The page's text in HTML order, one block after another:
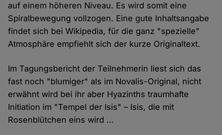
auf einem höheren Niveau. Es wird somit eine
Spiralbewegung vollzogen. Eine gute Inhaltsangabe
findet sich bei Wikipedia, für die ganz "spezielle"
Atmosphäre empfiehlt sich der kurze Originaltext.
Im Tagungsbericht der Teilnehmerin liest sich das
fast noch "blumiger" als im Novalis-Original, nicht
erwähnt wird bei ihr aber Hyazinths traumhafte
Initiation im "Tempel der Isis" – Isis, die mit
Rosenblütchen eins wird …